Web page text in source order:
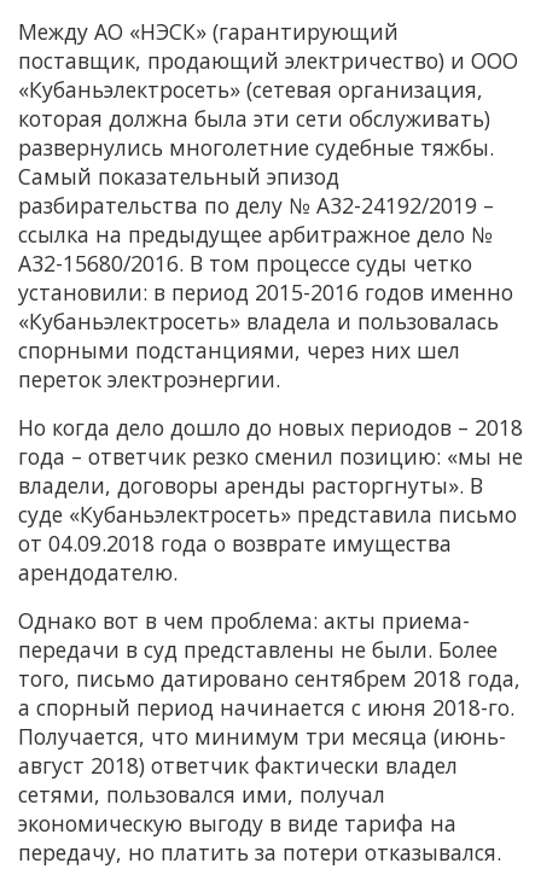
Между АО «НЭСК» (гарантирующий
поставщик, продающий электричество) и ООО
«Кубаньэлектросеть» (сетевая организация,
которая должна была эти сети обслуживать)
развернулись многолетние судебные тяжбы.
Самый показательный эпизод
разбирательства по делу № А32-24192/2019 –
ссылка на предыдущее арбитражное дело №
А32-15680/2016. В том процессе суды четко
установили: в период 2015-2016 годов именно
«Кубаньэлектросеть» владела и пользовалась
спорными подстанциями, через них шел
переток электроэнергии.
Но когда дело дошло до новых периодов – 2018
года – ответчик резко сменил позицию: «мы не
владели, договоры аренды расторгнуты». В
суде «Кубаньэлектросеть» представила письмо
от 04.09.2018 года о возврате имущества
арендодателю.
Однако вот в чем проблема: акты приема-
передачи в суд представлены не были. Более
того, письмо датировано сентябрем 2018 года,
а спорный период начинается с июня 2018-го.
Получается, что минимум три месяца (июнь-
август 2018) ответчик фактически владел
сетями, пользовался ими, получал
экономическую выгоду в виде тарифа на
передачу, но платить за потери отказывался.